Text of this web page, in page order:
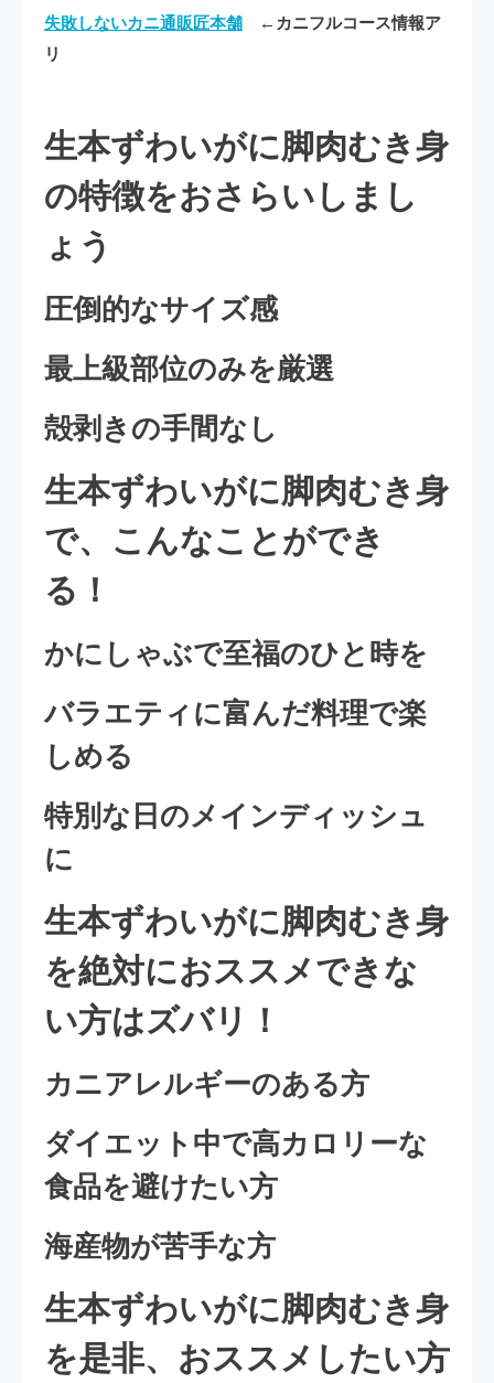
失敗しないカニ通販匠本舗 ←カニフルコース情報ア
リ
生本ずわいがに脚肉むき身
の特徴をおさらいしまし
ょう
圧倒的なサイズ感
最上級部位のみを厳選
殻剥きの手間なし
生本ずわいがに脚肉むき身
で、こんなことができ
る！
かにしゃぶで至福のひと時を
バラエティに富んだ料理で楽
しめる
特別な日のメインディッシュ
に
生本ずわいがに脚肉むき身
を絶対におススメできな
い方はズバリ！
カニアレルギーのある方
ダイエット中で高カロリーな
食品を避けたい方
海産物が苦手な方
生本ずわいがに脚肉むき身
を是非、おススメしたい方